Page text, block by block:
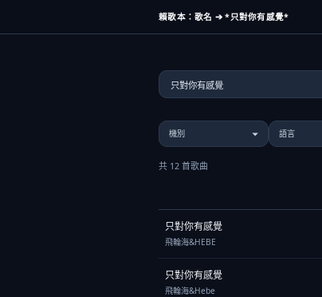
賴歌本：歌名 ➔ *只對你有感覺*
共 12 首歌曲
只對你有感覺
飛輪海&HEBE
只對你有感覺
飛輪海&Hebe